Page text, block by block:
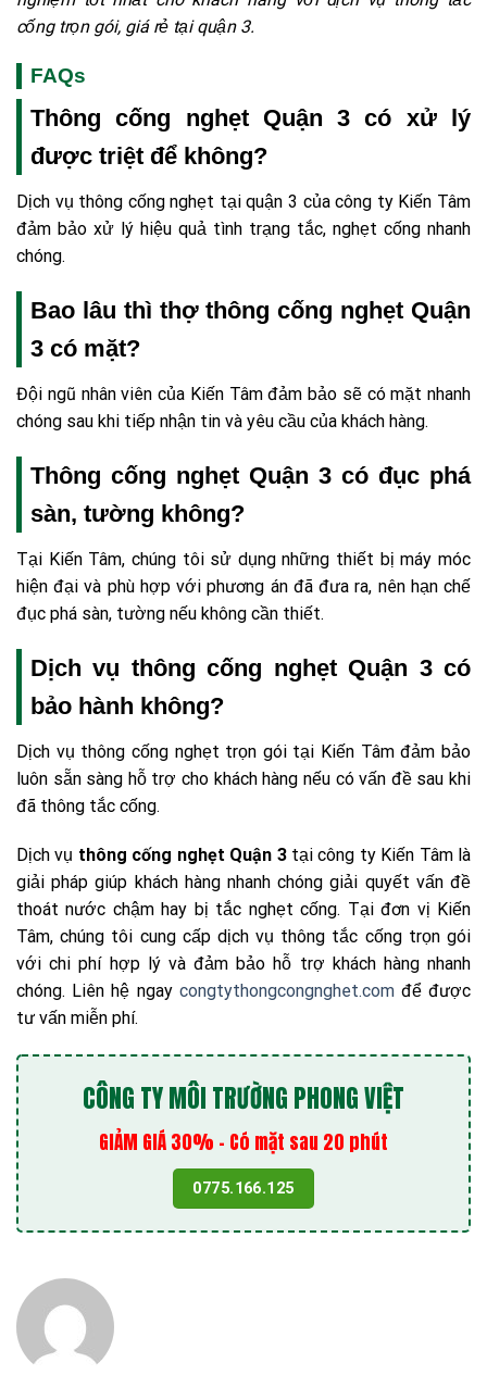
cống trọn gói, giá rẻ tại quận 3.
FAQs
Thông cống nghẹt Quận 3 có xử lý
được triệt để không?
Dịch vụ thông cống nghẹt tại quận 3 của công ty Kiến Tâm
đảm bảo xử lý hiệu quả tình trạng tắc, nghẹt cống nhanh
chóng.
Bao lâu thì thợ thông cống nghẹt Quận
3 có mặt?
Đội ngũ nhân viên của Kiến Tâm đảm bảo sẽ có mặt nhanh
chóng sau khi tiếp nhận tin và yêu cầu của khách hàng.
Thông cống nghẹt Quận 3 có đục phá
sàn, tường không?
Tại Kiến Tâm, chúng tôi sử dụng những thiết bị máy móc
hiện đại và phù hợp với phương án đã đưa ra, nên hạn chế
đục phá sàn, tường nếu không cần thiết.
Dịch vụ thông cống nghẹt Quận 3 có
bảo hành không?
Dịch vụ thông cống nghẹt trọn gói tại Kiến Tâm đảm bảo
luôn sẵn sàng hỗ trợ cho khách hàng nếu có vấn đề sau khi
đã thông tắc cống.
Dịch vụ thông cống nghẹt Quận 3 tại công ty Kiến Tâm là
giải pháp giúp khách hàng nhanh chóng giải quyết vấn đề
thoát nước chậm hay bị tắc nghẹt cống. Tại đơn vị Kiến
Tâm, chúng tôi cung cấp dịch vụ thông tắc cống trọn gói
với chi phí hợp lý và đảm bảo hỗ trợ khách hàng nhanh
chóng. Liên hệ ngay congtythongcongnghet.comđể được
tư vấn miễn phí.
CÔNG TY MÔI TRƯỜNG PHONG VIỆT
GIẢM GIÁ 30% - Có mặt sau 20 phút
0775.166.125